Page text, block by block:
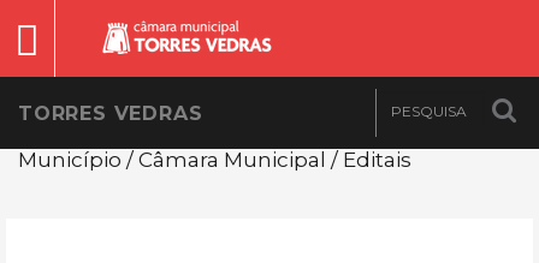
TORRES VEDRAS
Município / Câmara Municipal / Editais